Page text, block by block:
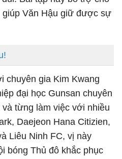
Văn Hậu giữ được sự
chuyên gia Kim Kwang
đại học Gunsan chuyên
từng làm việc với nhiều
Daejeon Hana Citizien,
Liêu Ninh FC, vị này
bóng Thủ đô khắc phục